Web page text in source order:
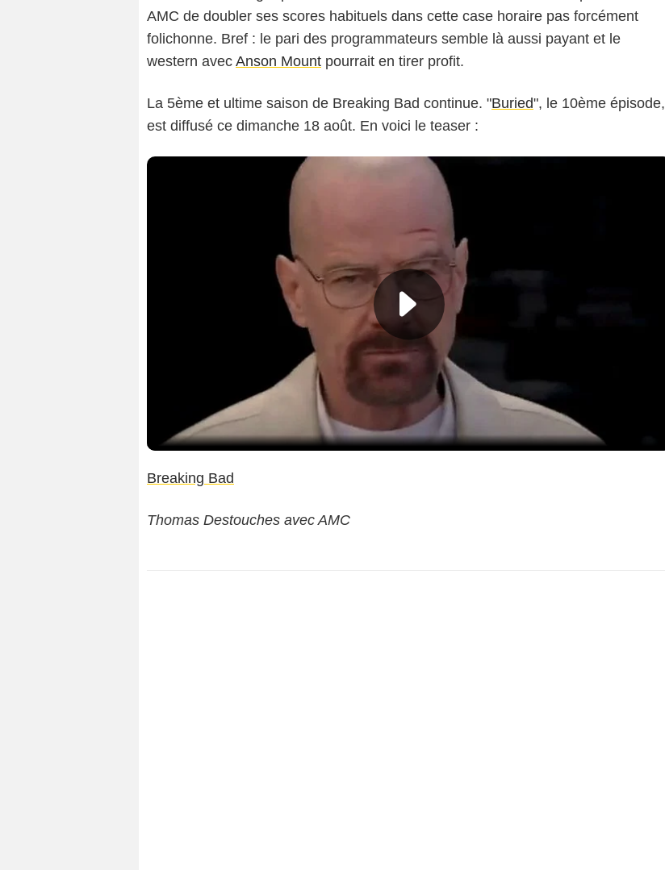
AMC de doubler ses scores habituels dans cette case horaire pas forcément
folichonne. Bref : le pari des programmateurs semble là aussi payant et le
western avec Anson Mount pourrait en tirer profit.
La 5ème et ultime saison de Breaking Bad continue. "Buried", le 10ème épisode,
est diffusé ce dimanche 18 août. En voici le teaser :
Breaking Bad
Thomas Destouches avec AMC